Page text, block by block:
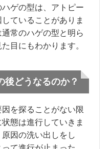
ゲの型は、アトピー
ていることがありま
常のハゲの型と明ら
目にもわかります。
後どうなるのか？
を探ることがない限
態は進行していきま
因の洗い出しをし